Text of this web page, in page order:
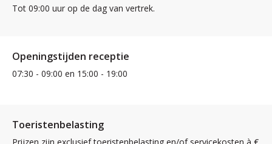
Tot 09:00 uur op de dag van vertrek.
Openingstijden receptie
07:30 - 09:00 en 15:00 - 19:00
Toeristenbelasting
Prijzen zijn exclusief toeristenbelasting en/of servicekosten à €